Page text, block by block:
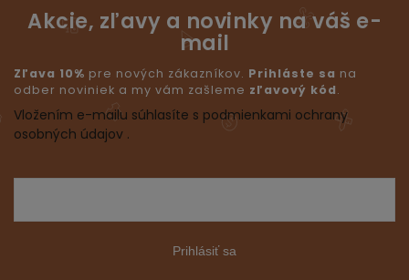
Akcie, zľavy a novinky na váš e-
mail
Zľava 10% pre nových zákazníkov. Prihláste sa na
odber noviniek a my vám zašleme zľavový kód.
Vložením e-mailu súhlasíte s podmienkami ochrany
osobných údajov .
Prihlásiť sa